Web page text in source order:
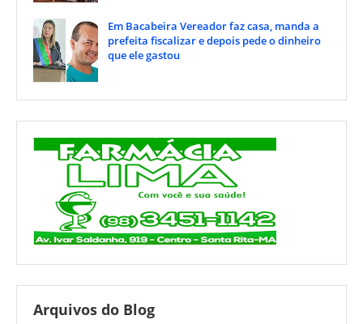
Em Bacabeira Vereador faz casa, manda a
prefeita fiscalizar e depois pede o dinheiro
que ele gastou
Arquivos do Blog